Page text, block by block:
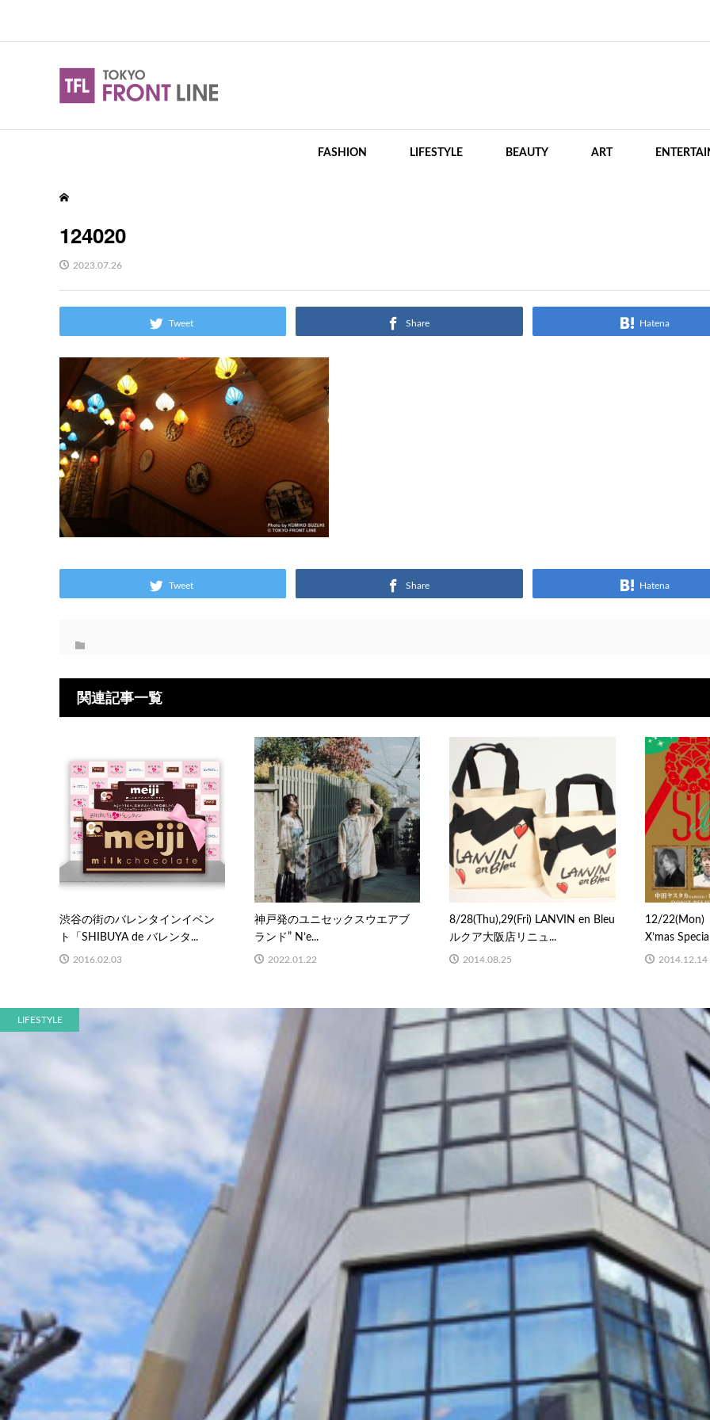
FASHION LIFESTYLE BEAUTY ART
124020
2023.07.26
Tweet Share Hatena
Tweet Share Hatena
関連記事一覧
渋谷の街のバレンタインイベン
ト「SHIBUYA de バレンタ...
2016.02.03
神戸発のユニセックスウエアブ
ランド” N’e...
2022.01.22
8/28(Thu),29(Fri) LANVIN en Bleu
ルクア大阪店リニュ...
2014.08.25
12/22(Mon)
X’mas
2014.12.14
LIFESTYLE